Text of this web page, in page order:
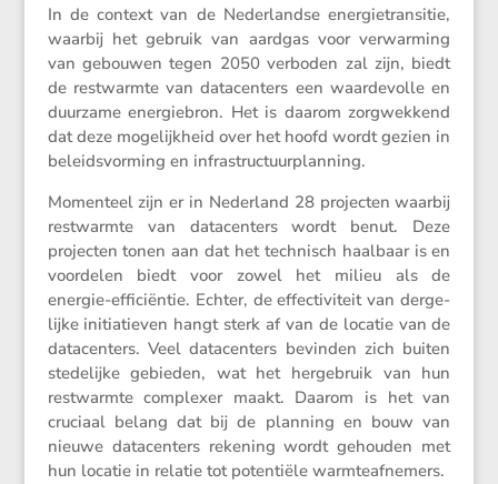
In de context van de Neder­landse energie­tran­sitie,
waarbij het gebruik van aardgas voor verwar­ming
van gebouwen tegen 2050 verboden zal zijn, biedt
de restwarmte van datacen­ters een waarde­volle en
duurzame energie­bron. Het is daarom zorgwek­kend
dat deze mogelijk­heid over het hoofd wordt gezien in
beleids­vor­ming en infrastructuurplanning.
Momen­teel zijn er in Neder­land 28 projecten waarbij
restwarmte van datacen­ters wordt benut. Deze
projecten tonen aan dat het technisch haalbaar is en
voordelen biedt voor zowel het milieu als de
energie-effici­ëntie. Echter, de effec­ti­vi­teit van derge­
lijke initi­a­tieven hangt sterk af van de locatie van de
datacen­ters. Veel datacen­ters bevinden zich buiten
stede­lijke gebieden, wat het herge­bruik van hun
restwarmte complexer maakt. Daarom is het van
cruciaal belang dat bij de planning en bouw van
nieuwe datacen­ters rekening wordt gehouden met
hun locatie in relatie tot poten­tiële warmteafnemers.